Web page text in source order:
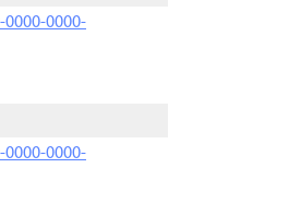
0000-
0000-